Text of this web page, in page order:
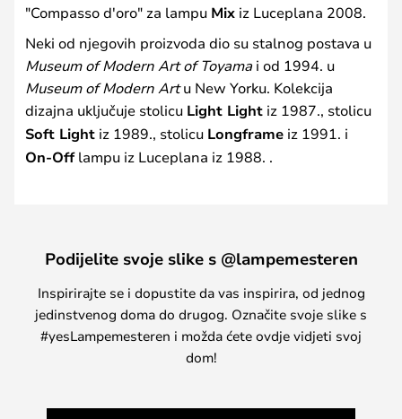
"Compasso d'oro" za lampu Mix iz Luceplana 2008.
Neki od njegovih proizvoda dio su stalnog postava u
Museum of Modern Art of Toyama i od 1994. u
Museum of Modern Artu New Yorku. Kolekcija
dizajna uključuje stolicu Light Light iz 1987., stolicu
Soft Light iz 1989., stolicu Longframe iz 1991. i
On-Offlampu iz Luceplana iz 1988. .
Podijelite svoje slike s @lampemesteren
Inspirirajte se i dopustite da vas inspirira, od jednog
jedinstvenog doma do drugog. Označite svoje slike s
#yesLampemesteren i možda ćete ovdje vidjeti svoj
dom!